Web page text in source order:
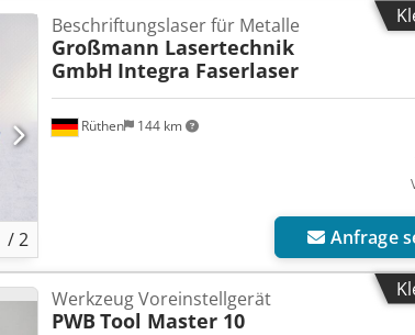
/2
Rüthen 144 km
Beschriftungslaser für Metalle
Großmann Lasertechnik
GmbH Integra Faserlaser
Anfrage
Werkzeug Voreinstellgerät
PWB Tool Master 10